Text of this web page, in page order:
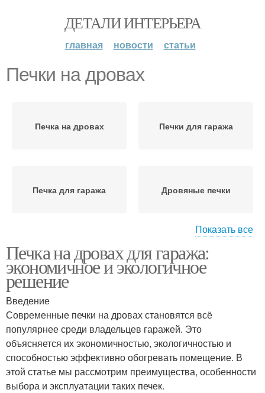
ДЕТАЛИ ИНТЕРЬЕРА
главная новости статьи
Печки на дровах
Печка на дровах Печки для гаража
Печка для гаража Дровяные печки
Печки для отопления Печка в гараже
Печки в гараже
Показать все
Печка на дровах для гаража:
экономичное и экологичное
решение
Введение
Современные печки на дровах становятся всё
популярнее среди владельцев гаражей. Это
объясняется их экономичностью, экологичностью и
способностью эффективно обогревать помещение. В
этой статье мы рассмотрим преимущества, особенности
выбора и эксплуатации таких печек.